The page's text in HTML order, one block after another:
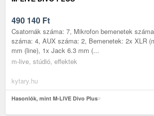
490 140 Ft
Csatornák száma: 7, Mikrofon bemenetek
száma: 4, AUX száma: 2, Bemenetek: 2x XLR
mm (line), 1x Jack 6.3 mm (...
m-live, stúdió, effektek
kytary.hu
Hasonlók, mint M-LIVE Divo Plus